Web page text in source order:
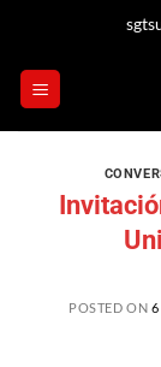
POSTED ON